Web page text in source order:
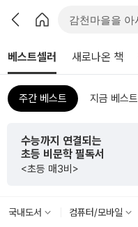
베스트셀러 새로나온 책
주간 베스트 지금 베스트
초판 한정 한지 제작본!
<그리하여 어느 날 사랑이여>
국내도서 컴퓨터/모바일